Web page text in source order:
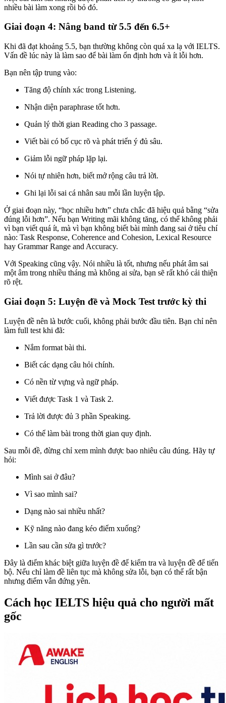
nhiều bài làm xong rồi bỏ đó.
Giai đoạn 4: Nâng band từ 5.5 đến 6.5+
Khi đã đạt khoảng 5.5, bạn thường không còn quá xa lạ với IELTS.
Vấn đề lúc này là làm sao để bài làm ổn định hơn và ít lỗi hơn.
Bạn nên tập trung vào:
Tăng độ chính xác trong Listening.
Nhận diện paraphrase tốt hơn.
Quản lý thời gian Reading cho 3 passage.
Viết bài có bố cục rõ và phát triển ý đủ sâu.
Giảm lỗi ngữ pháp lặp lại.
Nói tự nhiên hơn, biết mở rộng câu trả lời.
Ghi lại lỗi sai cá nhân sau mỗi lần luyện tập.
Ở giai đoạn này, “học nhiều hơn” chưa chắc đã hiệu quả bằng “sửa
đúng lỗi hơn”. Nếu bạn Writing mãi không tăng, có thể không phải
vì bạn viết quá ít, mà vì bạn không biết bài mình đang sai ở tiêu chí
nào: Task Response, Coherence and Cohesion, Lexical Resource
hay Grammar Range and Accuracy.
Với Speaking cũng vậy. Nói nhiều là tốt, nhưng nếu phát âm sai
một âm trong nhiều tháng mà không ai sửa, bạn sẽ rất khó cải thiện
rõ rệt.
Giai đoạn 5: Luyện đề và Mock Test trước kỳ thi
Luyện đề nên là bước cuối, không phải bước đầu tiên. Bạn chỉ nên
làm full test khi đã:
Nắm format bài thi.
Biết các dạng câu hỏi chính.
Có nền từ vựng và ngữ pháp.
Viết được Task 1 và Task 2.
Trả lời được đủ 3 phần Speaking.
Có thể làm bài trong thời gian quy định.
Sau mỗi đề, đừng chỉ xem mình được bao nhiêu câu đúng. Hãy tự
hỏi:
Mình sai ở đâu?
Vì sao mình sai?
Dạng nào sai nhiều nhất?
Kỹ năng nào đang kéo điểm xuống?
Lần sau cần sửa gì trước?
Đây là điểm khác biệt giữa luyện đề để kiểm tra và luyện đề để tiến
bộ. Nếu chỉ làm đề liên tục mà không sửa lỗi, bạn có thể rất bận
nhưng điểm vẫn đứng yên.
Cách học IELTS hiệu quả cho người mất
gốc